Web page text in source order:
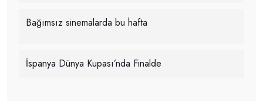
Bağımsız sinemalarda bu hafta
İspanya Dünya Kupası’nda Finalde